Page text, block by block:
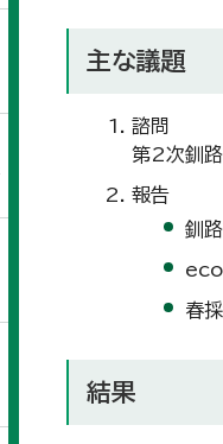
主な議題
諮問
第2次釧路
報告
釧
eco
春
結果